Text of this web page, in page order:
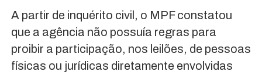
A partir de inquérito civil, o MPF constatou
que a agência não possuía regras para
proibir a participação, nos leilões, de pessoas
físicas ou jurídicas diretamente envolvidas